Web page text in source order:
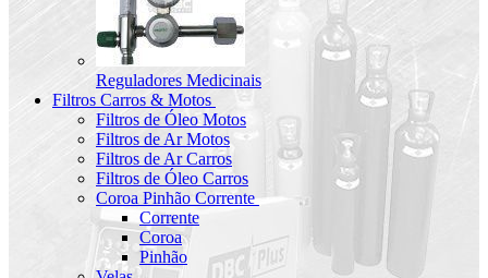
Reguladores Medicinais
Filtros Carros & Motos
Filtros de Óleo Motos
Filtros de Ar Motos
Filtros de Ar Carros
Filtros de Óleo Carros
Coroa Pinhão Corrente
Corrente
Coroa
Pinhão